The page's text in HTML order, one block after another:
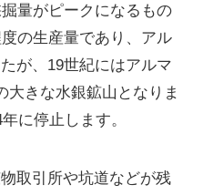
量がピークになるもの
の生産量であり、アル
が、19世紀にはアルマ
大きな水銀鉱山となりま
に停止します。
取引所や坑道などが残